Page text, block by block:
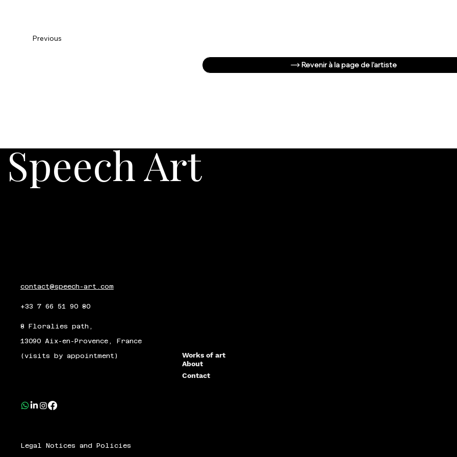
Previous
Revenir à la page de l'artiste
Speech Art
contact@speech-art.com
+33 7 66 51 90 80
8 Floralies path,
13090 Aix-en-Provence, France
(visits by appointment)
Works of art
About
Contact
Legal Notices and Policies